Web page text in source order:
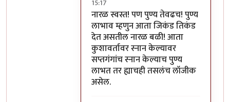
15:17
In reply toमला शास्त्रार्थ वगैरे काही
नारळ स्वस्त! पण पुण्य तेवढच! पुण्य
लाभाव म्हणुन आता जिकंड तिकंड
देत असतील नारळ बळी! आता
कुशावर्तावर स्नान केल्यावर
सप्तगंगांच स्नान केल्याच पुण्य
लाभत तर ह्याचही तसलंच लॉजीक
असेल.